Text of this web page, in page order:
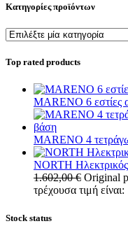
Κατηγορίες προϊόντων
Top rated products
MARENO 6 εστίες
MARENO 4
NORTH
1.602,00€ Original
τρέχουσα τιμή
Stock status